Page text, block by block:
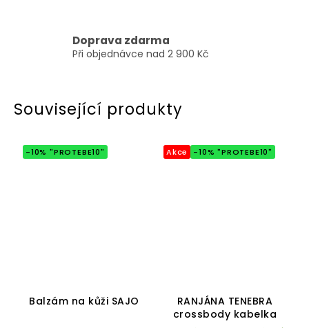
Doprava zdarma
Při objednávce nad 2 900 Kč
Související produkty
-10% "PROTEBE10"
Balzám na kůži SAJO
produktu
Akce -10% "PROTEBE10"
RANJÁNA TENEBRA
crossbody kabelka
produktu
je